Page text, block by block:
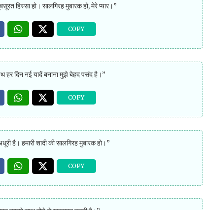
हिस्सा हो। सालगिरह मुबारक हो, मेरे प्यार।”
हर दिन नई यादें बनाना मुझे बेहद पसंद है।”
है। हमारी शादी की सालगिरह मुबारक हो।”